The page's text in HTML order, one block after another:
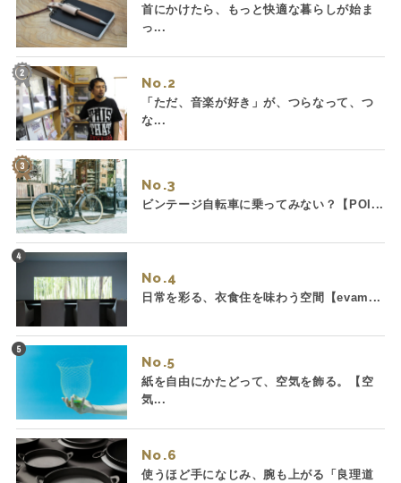
首にかけたら、もっと快適な暮らしが始ま
っ...
No.
「ただ、音楽が好き」が、つらなって、つ
な...
No.
ビンテージ自転車に乗ってみない？【POI...
No.
日常を彩る、衣食住を味わう空間【evam...
No.
紙を自由にかたどって、空気を飾る。【空
気...
No.
使うほど手になじみ、腕も上がる「良理道